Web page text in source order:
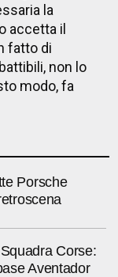
la
accetta il
fatto di
non lo
modo, fa
Porsche
Corse:
Aventador